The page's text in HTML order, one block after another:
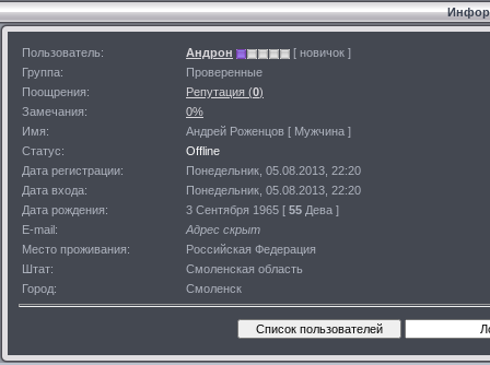
Пользователь: Андрон
[ новичок ]
Группа:
Проверенные
Поощрения:
Репутация (0)
Замечания:
0%
Имя:
Андрей Роженцов [ Мужчина ]
Статус:
Offline
Дата регистрации:
Понедельник, 05.08.2013, 22:20
Дата входа:
Понедельник, 05.08.2013, 22:20
Дата рождения:
3 Сентября 1965 [ 55 Дева ]
E-mail:
Адрес скрыт
Место проживания:
Российская Федерация
Штат:
Смоленская область
Город:
Смоленск